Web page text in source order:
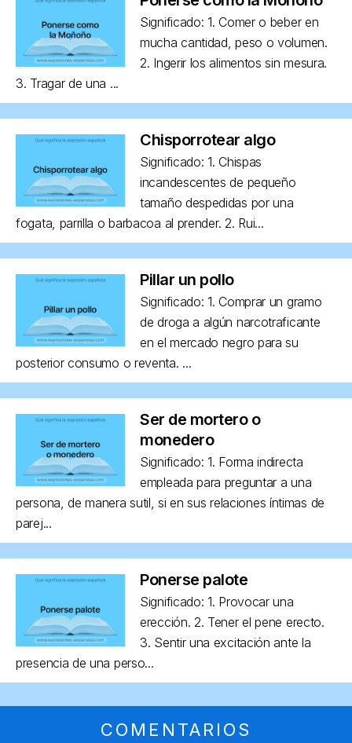
Significado: 1. Comer o beber en
mucha cantidad, peso o volumen.
2. Ingerir los alimentos sin mesura.
3. Tragar de una ...
Chisporrotear algo
Significado: 1. Chispas
incandescentes de pequeño
tamaño despedidas por una
fogata, parrilla o barbacoa al prender. 2. Rui...
Pillar un pollo
Significado: 1. Comprar un gramo
de droga a algún narcotraficante
en el mercado negro para su
posterior consumo o reventa. ...
Ser de mortero o
monedero
Significado: 1. Forma indirecta
empleada para preguntar a una
persona, de manera sutil, si en sus relaciones íntimas de
parej...
Ponerse palote
Significado: 1. Provocar una
erección. 2. Tener el pene erecto.
3. Sentir una excitación ante la
presencia de una perso...
COMENTARIOS